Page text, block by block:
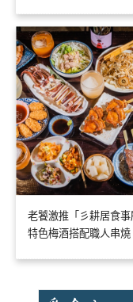
老饕激推「彡耕居食
特色梅酒搭配職人串